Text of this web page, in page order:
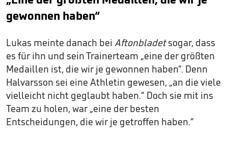
gewonnen haben“
Lukas meinte danach bei Aftonbladetsogar, dass
es für ihn und sein Trainerteam „eine der größten
Medaillen ist, die wir je gewonnen haben“. Denn
Halvarsson sei eine Athletin gewesen, „an die viele
vielleicht nicht geglaubt haben.“ Doch sie mit ins
Team zu holen, war „eine der besten
Entscheidungen, die wir je getroffen haben.“